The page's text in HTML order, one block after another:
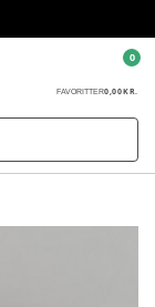
FAVORITTER0,00 KR.
0